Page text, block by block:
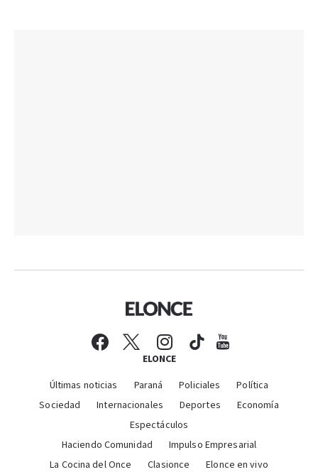
ELONCE
Últimas noticias Paraná Policiales
Política
Sociedad
Internacionales Deportes
Economía
Espectáculos
Haciendo Comunidad
Impulso Empresarial
La Cocina del Once
Clasionce Elonce en vivo